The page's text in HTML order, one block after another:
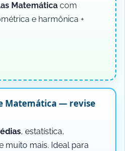
Matemática com
e harmônica +
Matemática — revise
, estatística,
muito mais. Ideal para